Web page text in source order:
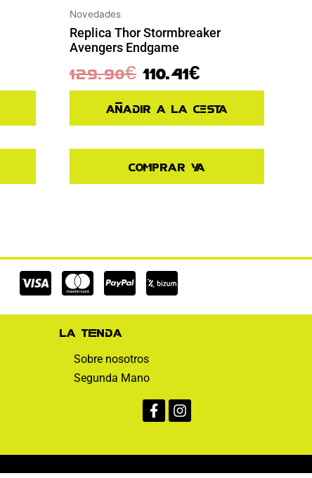
Novedades
Replica Thor Stormbreaker
Avengers Endgame
129.90€ 110.41€
Añadir a la cesta
Comprar ya
Cc-
visa
Cc-
mastercard
Cc-
paypal
La tienda
Sobre nosotros
Segunda Mano
f